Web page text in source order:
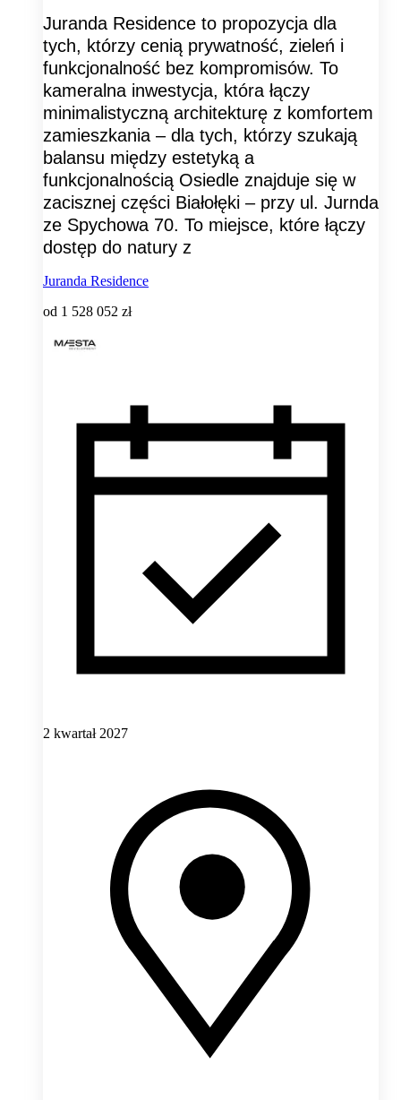
Juranda Residence to propozycja dla
tych, którzy cenią prywatność, zieleń i
funkcjonalność bez kompromisów. To
kameralna inwestycja, która łączy
minimalistyczną architekturę z komfortem
zamieszkania – dla tych, którzy szukają
balansu między estetyką a
funkcjonalnością Osiedle znajduje się w
zacisznej części Białołęki – przy ul. Jurnda
ze Spychowa 70. To miejsce, które łączy
dostęp do natury z
Juranda Residence
od 1 528 052 zł
2 kwartał 2027